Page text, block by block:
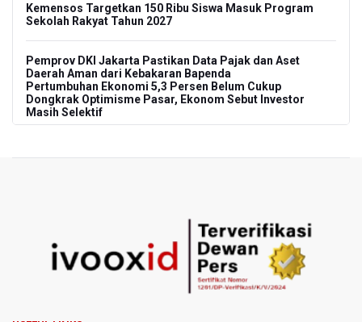
Kemensos Targetkan 150 Ribu Siswa Masuk Program
Sekolah Rakyat Tahun 2027
Pemprov DKI Jakarta Pastikan Data Pajak dan Aset
Daerah Aman dari Kebakaran Bapenda
Pertumbuhan Ekonomi 5,3 Persen Belum Cukup
Dongkrak Optimisme Pasar, Ekonom Sebut Investor
Masih Selektif
Warganet atas Konten Pidato Presiden, Nilai
Kriminalisasi Kritik Persempit Ruang Sipil
BGN Beri Batas Waktu SPPG Kantongi SLHS Paling